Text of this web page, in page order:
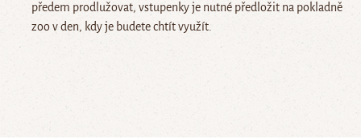
předem prodlužovat, vstupenky je nutné předložit na pokladně
zoo v den, kdy je budete chtít využít.